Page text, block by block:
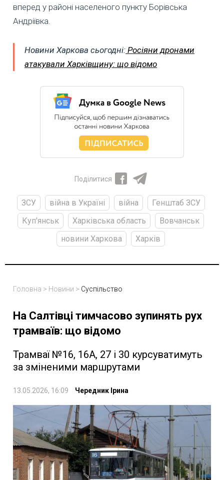
вперед у районі населеного пункту Борівська
Андріївка.
Новини Харкова сьогодні: Росіяни дронами
атакували Харківщину: що відомо
Поділитися
ЗСУ війна в Україні війна
Генштаб ЗСУ
Куп'янськ
Харківська область
Вовчанськ
новини Харкова
Харків
Головна > Новини > Суспільство
На Салтівці тимчасово зупинять рух
трамваїв: що відомо
Трамваї №16, 16А, 27 і 30 курсуватимуть
за зміненими маршрутами
13.05.2026, 16:09 Чередник Ірина